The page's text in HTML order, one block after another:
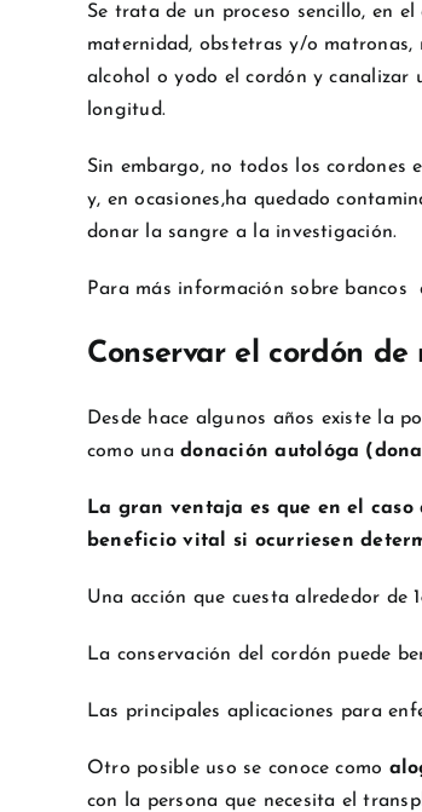
Se trata de un proceso sencillo, en
maternidad, obstetras y/o
alcohol o yodo el cordón y canalizar
longitud.
Sin embargo, no todos los cordones
y, en ocasiones,ha quedado
donar la sangre a la investigación.
Para más información sobre bancos
Conservar el cordón
Desde hace algunos años existe la
como unadonación autológa
La gran ventaja es que en el
beneficio vital si ocurriesen
Una acción que cuesta alrededor de
La conservación del cordón puede
Las principales aplicaciones para
Otro posible uso se conoce como
con la persona que necesita el